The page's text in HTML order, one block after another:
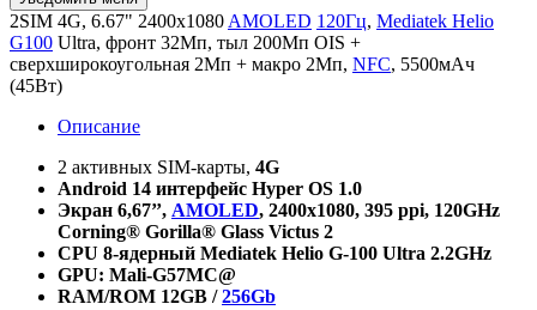
2SIM 4G, 6.67" 2400x1080 AMOLED 120Гц, Mediatek Helio
G100 Ultra, фронт 32Мп, тыл 200Мп OIS +
сверхширокоугольная 2Мп + макро 2Мп, NFC, 5500мАч
(45Вт)
Описание
2 активных SIM-карты, 4G
Android 14 интерфейс Hyper OS 1.0
Экран 6,67’’, AMOLED, 2400x1080, 395 ppi, 120GHz
Corning® Gorilla® Glass Victus 2
CPU 8-ядерный Mediatek Helio G-100 Ultra 2.2GHz
GPU: Mali-G57MC@
RAM/ROM 12GB /256Gb